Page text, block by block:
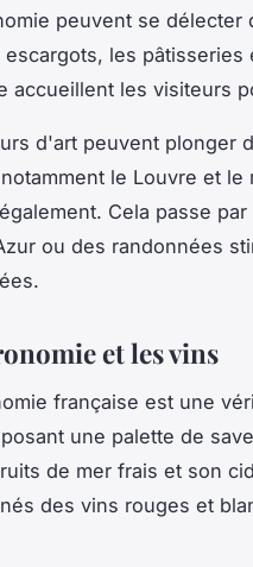
peuvent se
escargots, les
accueillent les visiteurs
d'art peuvent plonger
le Louvre et
Cela passe
ou des randonnées
et les vins
française est une
une palette de
de mer frais et son
des vins rouges et